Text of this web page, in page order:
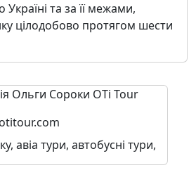
та за її межами,
цілодобово протягом шести
otitour.com
авіа тури, автобусні тури,